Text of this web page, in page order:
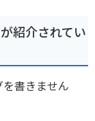
紹介されてい
書きません